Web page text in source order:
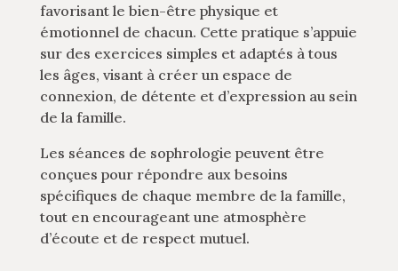
favorisant le bien-être physique et
émotionnel de chacun. Cette pratique s’appuie
sur des exercices simples et adaptés à tous
les âges, visant à créer un espace de
connexion, de détente et d’expression au sein
de la famille.
Les séances de sophrologie peuvent être
conçues pour répondre aux besoins
spécifiques de chaque membre de la famille,
tout en encourageant une atmosphère
d’écoute et de respect mutuel.